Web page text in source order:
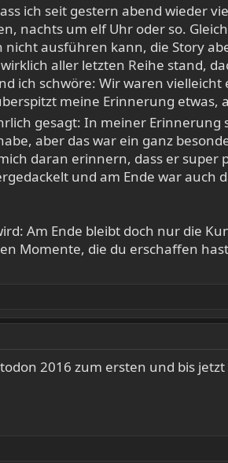
ich seit gestern abend wieder
nachts um elf Uhr oder so.
nicht ausführen kann, die Story
aller letzten Reihe stand,
ich schwöre: Wir waren
meine Erinnerung etwas,
gesagt: In meiner Erinnerung
aber das war ein ganz
daran erinnern, dass er super
und am Ende war auch
Am Ende bleibt doch nur die
Momente, die du erschaffen
2016 zum ersten und bis